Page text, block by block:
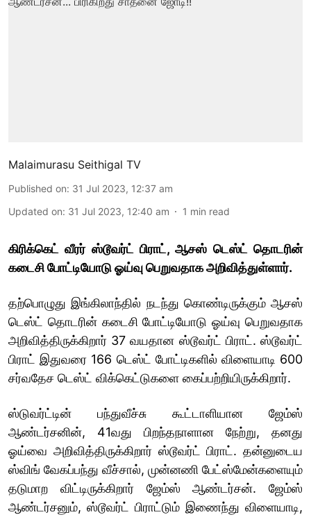
Malaimurasu Seithigal TV
Published on: 31 Jul 2023, 12:37 am
Updated on: 31 Jul 2023, 12:40 am 1 min read
கிரிக்கெட் வீரர் ஸ்டூவர்ட் பிராட், ஆசஸ் டெஸ்ட் தொடரின்
கடைசி போட்டியோடு ஓய்வு பெறுவதாக அறிவித்துள்ளார்.
தற்பொழுது இங்கிலாந்தில் நடந்து கொண்டிருக்கும் ஆசஸ்
டெஸ்ட் தொடரின் கடைசி போட்டியோடு ஓய்வு பெறுவதாக
அறிவித்திருக்கிறார் 37 வயதான ஸ்டூவர்ட் பிராட். ஸ்டூவர்ட்
பிராட் இதுவரை 166 டெஸ்ட் போட்டிகளில் விளையாடி 600
சர்வதேச டெஸ்ட் விக்கெட்டுகளை கைப்பற்றியிருக்கிறார்.
ஸ்டுவர்ட்டின் பந்துவீச்சு கூட்டாளியான ஜேம்ஸ்
ஆண்டர்சனின், 41வது பிறந்தநாளான நேற்று, தனது
ஓய்வை அறிவித்திருக்கிறார் ஸ்டூவர்ட் பிராட். தன்னுடைய
ஸ்விங் வேகப்பந்து வீச்சால், முன்னணி பேட்ஸ்மேன்களையும்
தடுமாற விட்டிருக்கிறார் ஜேம்ஸ் ஆண்டர்சன். ஜேம்ஸ்
ஆண்டர்சனும், ஸ்டூவர்ட் பிராட்டும் இணைந்து விளையாடி,